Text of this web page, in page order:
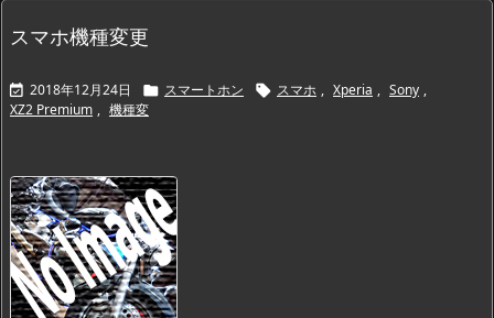
スマホ機種変更
 2018年12月24日  スマートホン  スマホ , Xperia , Sony ,
XZ2 Premium , 機種変